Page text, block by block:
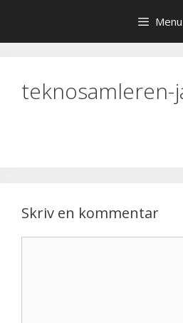
indhold
Menu
teknosamleren-
Skriv en kommentar